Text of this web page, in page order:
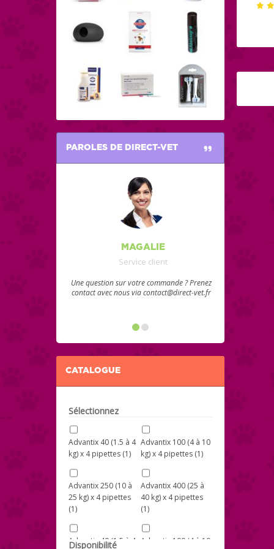
PAROLES DE DIRECT-VET
MAGALIE
Service client
Une question sur votre commande ? Prenez
contact avec nous via contact@direct-vet.fr
CATALOGUE
Sélectionnez
Advantix 40 (1.5 à 4
kg) x 4 pipettes (1)
Advantix 100 (4 à 10
kg) x 4 pipettes(1)
Advantix 250 (10 à
25 kg) x 4 pipettes
(1)
Advantix 400 (25 à
40 kg) x 4 pipettes
(1)
Advantix 40 (1.5 à 4
Advantix 100 (4 à 10
Disponibilité